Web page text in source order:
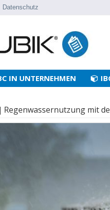
Datenschutz
IN UNTERNEHMEN
| Regenwassernutzung mit